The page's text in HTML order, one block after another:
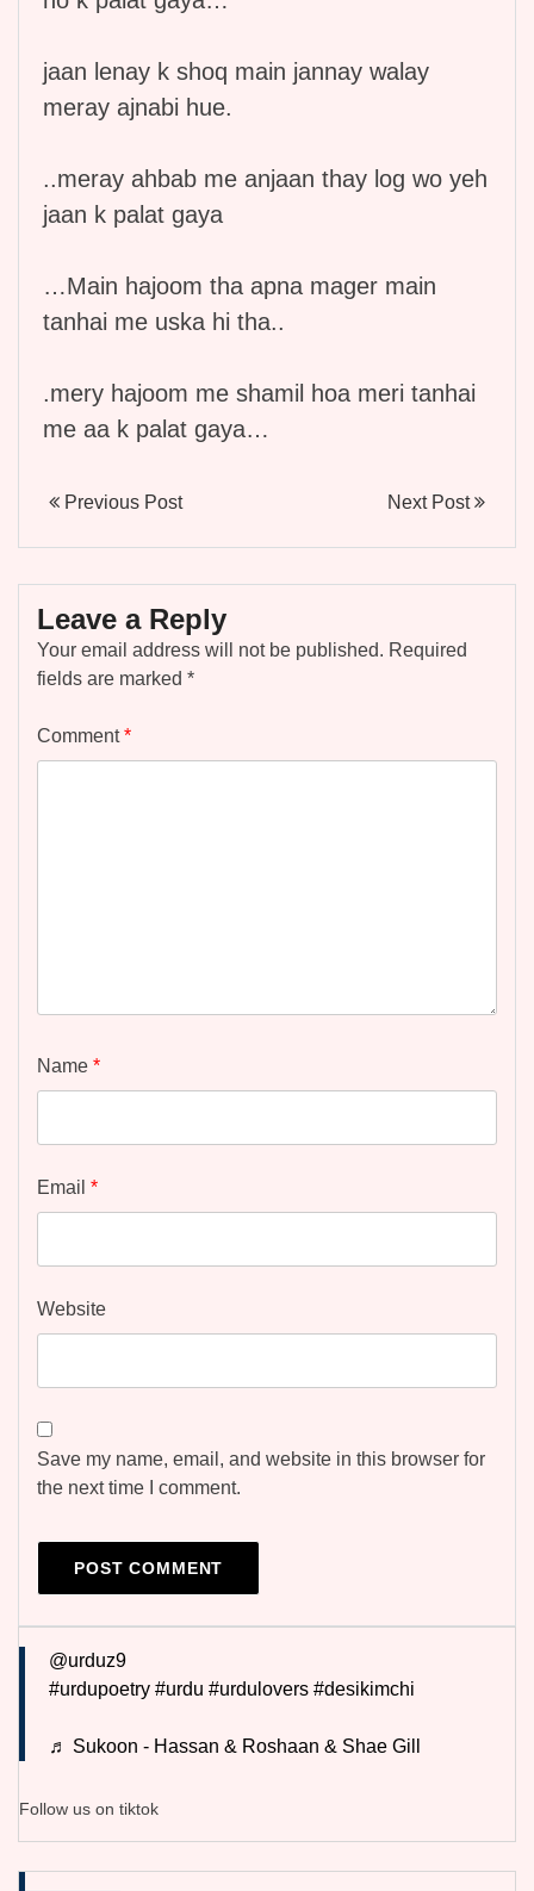
jaan lenay k shoq main jannay walay
meray ajnabi hue.
..meray ahbab me anjaan thay log wo yeh
jaan k palat gaya
…Main hajoom tha apna mager main
tanhai me uska hi tha..
.mery hajoom me shamil hoa meri tanhai
me aa k palat gaya…
Previous Post Next Post
Leave a Reply
Your email address will not be published. Required
fields are marked *
Comment*
Name *
Email *
Website
Save my name, email, and website in this browser for
the next time I comment.
@urduz9
#urdupoetry #urdu #urdulovers #desikimchi
♬ Sukoon - Hassan & Roshaan & Shae Gill
Follow us on tiktok